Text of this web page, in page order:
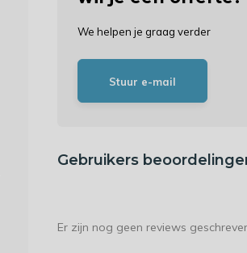
We helpen je graag verder
Stuur e-mail
Gebruikers
Er zijn nog geen reviews